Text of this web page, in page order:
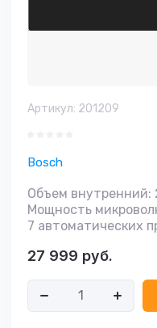
Артикул: 201209
Bosch
Объем внутренний:
Мощность
7 автоматических
27 999 руб.